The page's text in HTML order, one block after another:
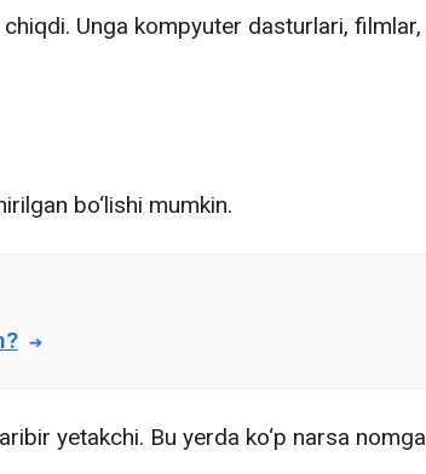
Unga kompyuter dasturlari, filmlar,
bo‘lishi mumkin.
yetakchi. Bu yerda ko‘p narsa nomga